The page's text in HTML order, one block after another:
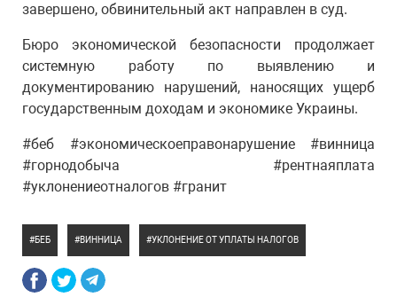
завершено, обвинительный акт направлен в суд.
Бюро экономической безопасности продолжает
системную работу по выявлению и
документированию нарушений, наносящих ущерб
государственным доходам и экономике Украины.
#беб #экономическоеправонарушение #винница
#горнодобыча #рентнаяплата
#уклонениеотналогов #гранит
БЕБ ВИННИЦА УКЛОНЕНИЕ ОТ УПЛАТЫ НАЛОГОВ